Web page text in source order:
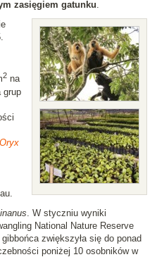
zasięgiem gatunku.
2 na
grup
Oryx
. W styczniu wyniki
National Nature Reserve
zwiększyła się do ponad
poniżej 10 osobników w